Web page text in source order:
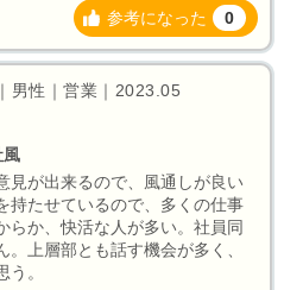
参考になった 0
男性｜営業｜2023.05
風
見が出来るので、風通しが良い
持たせているので、多くの仕事
らか、快活な人が多い。社員同
上層部とも話す機会が多く、
。